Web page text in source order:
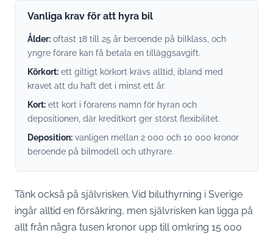
Vanliga krav för att hyra bil
Ålder: oftast 18 till 25 år beroende på bilklass, och
yngre förare kan få betala en tilläggsavgift.
Körkort: ett giltigt körkort krävs alltid, ibland med
kravet att du haft det i minst ett år.
Kort: ett kort i förarens namn för hyran och
depositionen, där kreditkort ger störst flexibilitet.
Deposition: vanligen mellan 2 000 och 10 000 kronor
beroende på bilmodell och uthyrare.
Tänk också på självrisken. Vid biluthyrning i Sverige
ingår alltid en försäkring, men självrisken kan ligga på
allt från några tusen kronor upp till omkring 15 000